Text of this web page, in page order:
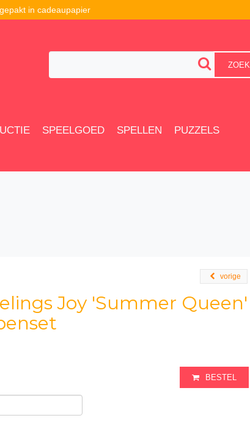
in cadeaupapier
ZOEK
SPEELGOED SPELLEN PUZZELS
vorige
Joy 'Summer Queen'
BESTEL